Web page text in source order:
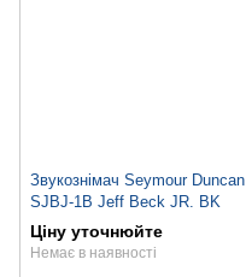
Звукознімач Seymour Duncan
SJBJ-1B Jeff Beck JR. BK
Ціну уточнюйте
Немає в наявності